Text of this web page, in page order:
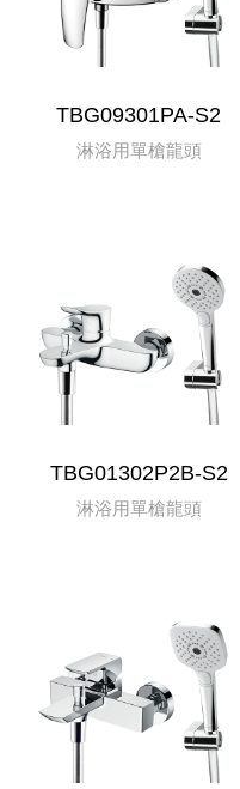
TBG09301PA-S2
淋浴用單槍龍頭
TBG01302P2B-S2
淋浴用單槍龍頭